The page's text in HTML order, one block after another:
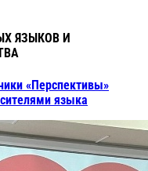
ЯЗЫКОВ И
«Перспективы»
языка